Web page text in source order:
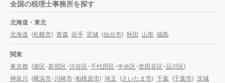
全国の税理士事務所を探す
北海道・東北
北海道 (札幌市) 青森 岩手 宮城 (仙台市) 秋田 山形 福島
関東
東京都 (港区・新宿区・渋谷区・千代田区・中央区・世田谷区・品川区)
神奈川
(横浜市・川崎市・相模原市) 埼玉 (さいたま市) 千葉 (千葉市) 茨城